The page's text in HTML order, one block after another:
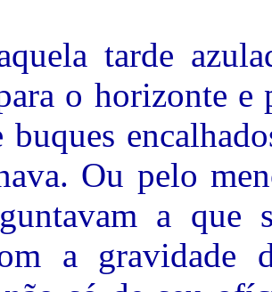
tarde
o horizonte e
buques
Ou pelo
a que
a gravidade